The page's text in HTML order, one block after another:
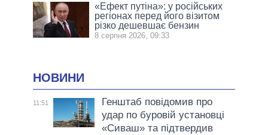
«Ефект путіна»: у російських
регіонах перед його візитом
різко дешевшає бензин
8 серпня 2026, 09:33
НОВИНИ
11:51
Генштаб повідомив про
удар по буровій установці
«Сиваш» та підтвердив